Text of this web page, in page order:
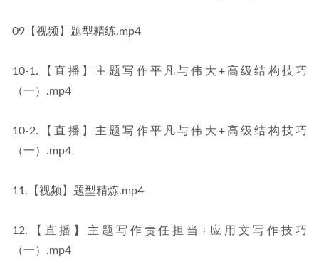
09【视频】题型精练.mp4
10-1.【直播】主题写作平凡与伟大+高级结构技巧
（一）.mp4
10-2.【直播】主题写作平凡与伟大+高级结构技巧
（一）.mp4
11.【视频】题型精炼.mp4
12.【直播】主题写作责任担当+应用文写作技巧
（一）.mp4